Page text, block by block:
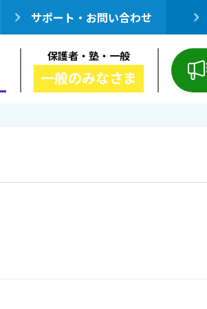
サポート・お問い合わせ
保護者・塾・一般
一般のみなさま